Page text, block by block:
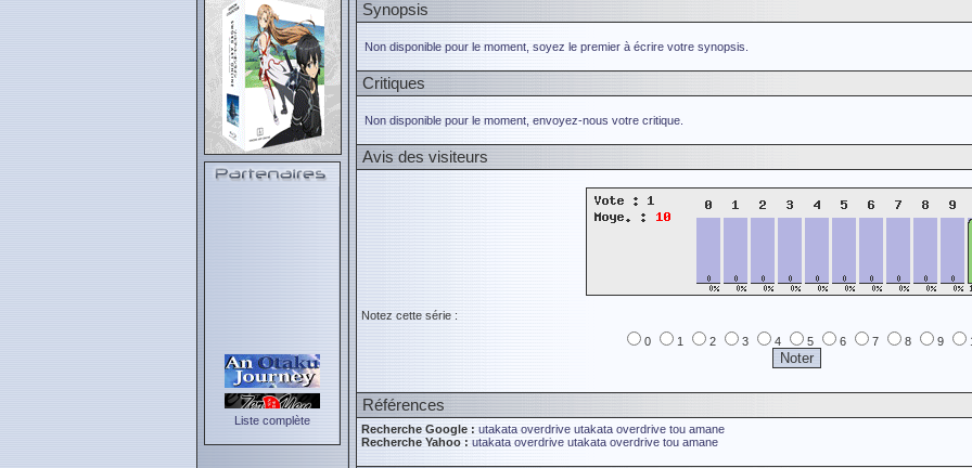
Liste complète
Synopsis
Non disponible pour le moment, soyez le premier à écrire votre synopsis.
Critiques
Non disponible pour le moment, envoyez-nous votre critique.
Avis des visiteurs
Notez cette série :
0
1 2 3 4 5 6 7 8 9
Références
Recherche Google : utakata overdrive utakata overdrive tou amane
Recherche Yahoo : utakata overdrive utakata overdrive tou amane